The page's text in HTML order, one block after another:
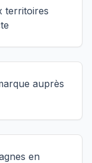
territoires
auprès
en